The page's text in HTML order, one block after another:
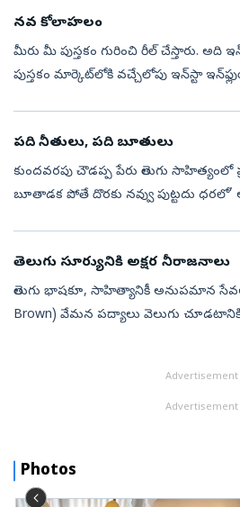
నవ కోలాహలం
మీరు మీ పుస్తకం గురించి రీల్‌ చేస్తారు. అది
పుస్తకం మార్కెట్‌లోకి వచ్చేలోపు ఇన్‌స్టా
పది నీతులు, పది బూతులు
కుందవరపు చౌడప్ప పేరు తెలుగు సాహిత్యంలో
బూతాడక పోతే దొరకు నవ్వు పుట్టదు
తెలుగు సూర్యునికి అక్షర నీరాజనాలు
తెలుగు భాషకూ, సాహిత్యానికీ అనుపమాన
Brown) వేమన పద్యాలు వెలుగు
Advertisement
Advertisement
Photos